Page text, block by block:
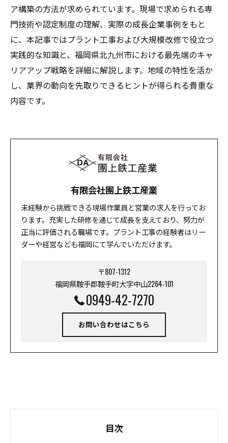
ア構築の方法が求められています。現場で求められる専
門技術や認定制度の理解、実際の成長企業事例をもと
に、本記事ではプラント工事および大規模改修で役立つ
実践的な知識と、福岡県北九州市における最先端のキャ
リアアップ戦略を詳細に解説します。地域の特性を活か
し、業界の動向を先取りできるヒントが得られる貴重な
内容です。
有限会社團上鉄工産業
未経験から挑戦できる現場作業員と営業の求人を行ってお
ります。充実した研修を通じて成長を支えており、努力が
正当に評価される職場です。プラント工事の経験者はリー
ダーや経営なども福岡にて学んでいただけます。
〒807-1312
福岡県鞍手郡鞍手町大字中山2264-101
0949-42-7270
お問い合わせはこちら
目次